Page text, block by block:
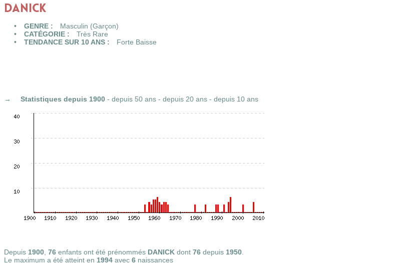
DANICK
GENRE :
Masculin (Garçon)
CATÉGORIE :
Très Rare
TENDANCE SUR 10 ANS :
Forte Baisse
Statistiques depuis 1900 - depuis 50 ans - depuis 20 ans - depuis 10 ans
Depuis 1900 76 enfants ont été prénommés DANICK dont 76 depuis 1950
Le maximum a été atteint en 1994 avec 6 naissances